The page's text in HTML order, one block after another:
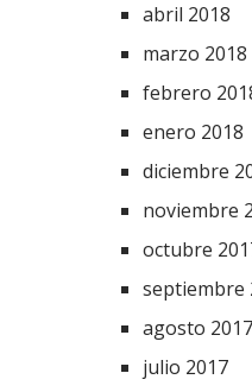
abril 2018
marzo 2018
febrero
enero 2018
diciembre
noviembre
octubre
septiembre
agosto 2017
julio 2017